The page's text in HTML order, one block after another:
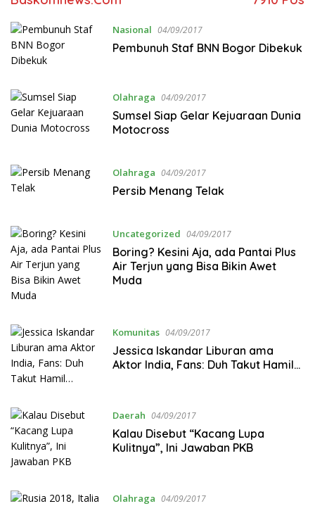
Nasional 04/09/2017
Pembunuh Staf BNN Bogor Dibekuk
Olahraga 04/09/2017
Sumsel Siap Gelar Kejuaraan Dunia
Motocross
Olahraga 04/09/2017
Persib Menang Telak
Uncategorized 04/09/2017
Boring? Kesini Aja, ada Pantai Plus
Air Terjun yang Bisa Bikin Awet
Muda
Komunitas 04/09/2017
Jessica Iskandar Liburan ama
Aktor India, Fans: Duh Takut Hamil…
Daerah 04/09/2017
Kalau Disebut “Kacang Lupa
Kulitnya”, Ini Jawaban PKB
Olahraga 04/09/2017